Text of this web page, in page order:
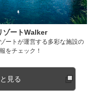
ゾートWalker
ートが運営する多彩な施設の
をチェック！
見る